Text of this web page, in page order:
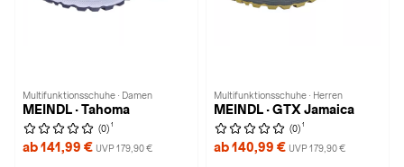
Multifunktionsschuhe · Damen
MEINDL · Tahoma
(0) 1
ab 141,99 € UVP 179,90 €
Multifunktionsschuhe · Herren
MEINDL · GTX Jamaica
(0) 1
ab 140,99 € UVP 179,90 €